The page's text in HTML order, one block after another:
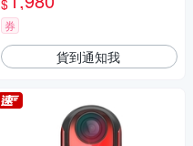
$
券
貨到通知我